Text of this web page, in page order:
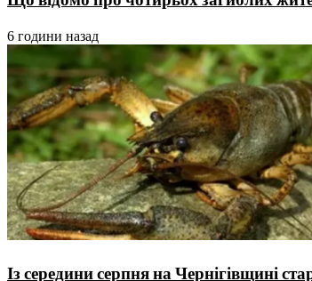
6 години назад
Із середини серпня на Чернігівщині